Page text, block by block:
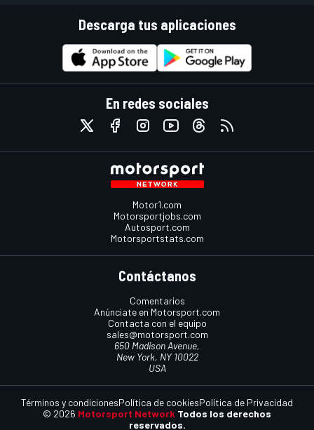
Descarga tus aplicaciones
En redes sociales
Motor1.com
Motorsportjobs.com
Autosport.com
Motorsportstats.com
Contáctanos
Comentarios
Anúnciate en Motorsport.com
Contacta con el equipo
sales@motorsport.com
650 Madison Avenue,
New York, NY 10022
USA
© 2026 Motorsport Network Todos los derechos
reservados.
Términos y condicionesPolítica de cookiesPolítica de Privacidad